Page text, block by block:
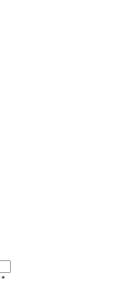
*